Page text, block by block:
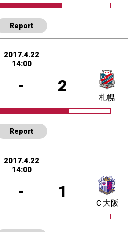
Report
2017.4.22
14:00
- 2
札幌
Report
2017.4.22
14:00
- 1
Ｃ大阪